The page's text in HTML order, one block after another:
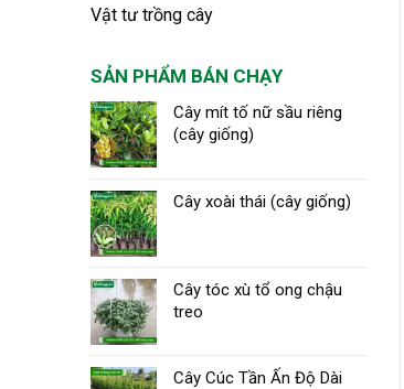
Vật tư trồng cây
SẢN PHẨM BÁN CHẠY
Cây mít tố nữ sầu riêng
(cây giống)
Cây xoài thái (cây giống)
Cây tóc xù tổ ong chậu
treo
Cây Cúc Tần Ấn Độ Dài